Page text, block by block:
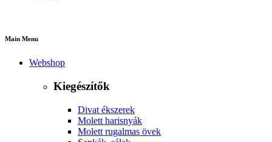
Main Menu
Webshop
Kiegészítők
Divat ékszerek
Molett harisnyák
Molett rugalmas övek